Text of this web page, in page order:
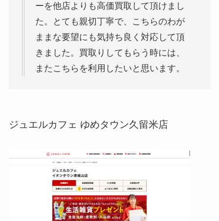
ーを他店よりも高価買取して頂けまし
た。とても親切丁寧で、こちらのわが
ままな要望にも気持ち良く対応して頂
きました。買取りしてもらう時には、
またこちらを利用したいと思います。
ジュエルカフェ ゆめタウン久留米店